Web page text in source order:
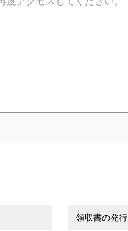
領収書の発行